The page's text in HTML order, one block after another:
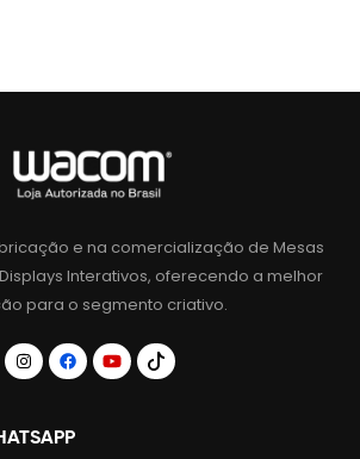
e na comercialização de Mesas
Interativos, oferecendo a melhor
para o segmento criativo.